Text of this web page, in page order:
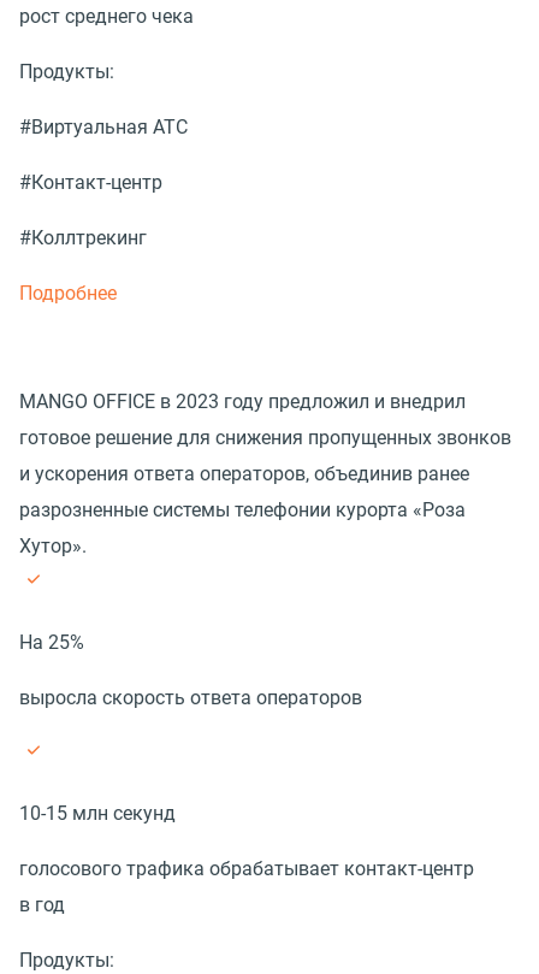
рост среднего чека
Продукты:
#Виртуальная АТС
#Контакт-центр
#Коллтрекинг
Подробнее
MANGO OFFICE в 2023 году предложил и внедрил
готовое решение для снижения пропущенных звонков
и ускорения ответа операторов, объединив ранее
разрозненные системы телефонии курорта «Роза
Хутор».
На 25%
выросла скорость ответа операторов
10-15 млн секунд
голосового трафика обрабатывает контакт-центр
в год
Продукты: